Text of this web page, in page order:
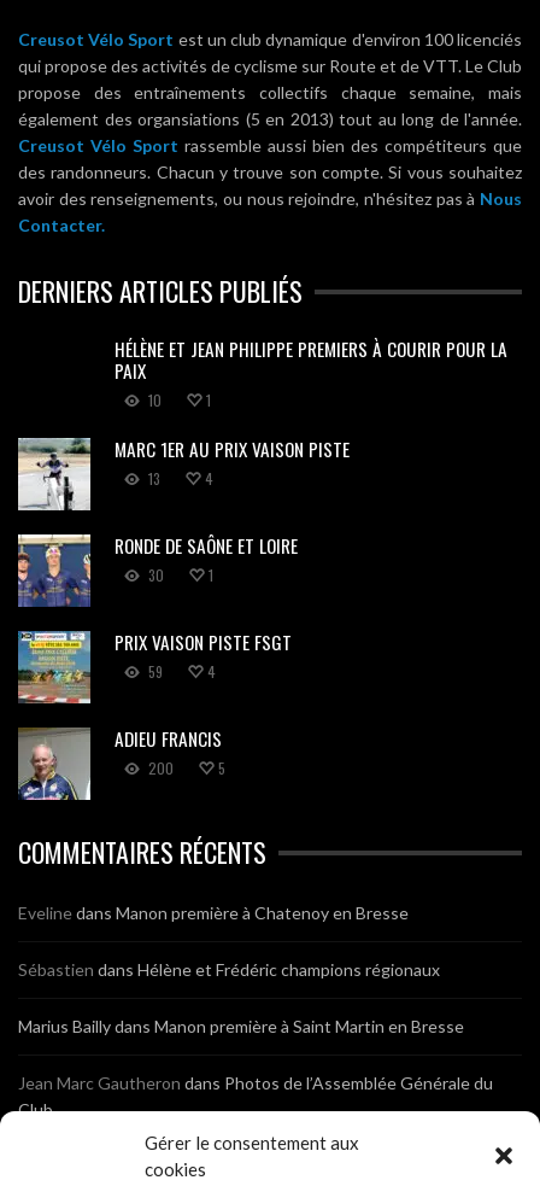
Gérer le consentement aux
cookies
Creusot Vélo Sport est un club dynamique d'environ 100 licenciés
qui propose des activités de cyclisme sur Route et de VTT. Le Club
propose des entraînements collectifs chaque semaine, mais
également des organsiations (5 en 2013) tout au long de l'année.
Creusot Vélo Sport rassemble aussi bien des compétiteurs que
des randonneurs. Chacun y trouve son compte. Si vous souhaitez
avoir des renseignements, ou nous rejoindre, n'hésitez pas à Nous
Contacter.
DERNIERS ARTICLES PUBLIÉS
HÉLÈNE ET JEAN PHILIPPE PREMIERS À COURIR POUR LA
PAIX
10 1
MARC 1ER AU PRIX VAISON PISTE
13 4
RONDE DE SAÔNE ET LOIRE
30 1
PRIX VAISON PISTE FSGT
59 4
ADIEU FRANCIS
200 5
COMMENTAIRES RÉCENTS
Evelinedans Manon première à Chatenoy en Bresse
Sébastien dans Hélène et Frédéric champions régionaux
Marius Baillydans Manon première à Saint Martin en Bresse
Jean Marc Gautheron dans Photos de l’Assemblée Générale du
Club
Photos de l’Assemblée Générale du Club